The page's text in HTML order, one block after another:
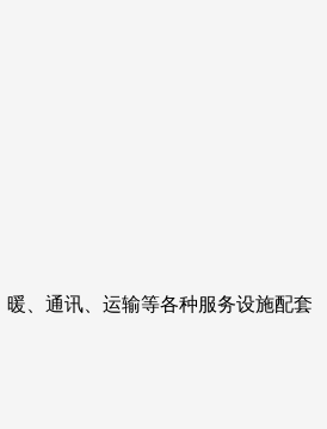
、通讯、运输等各种服务设施配套